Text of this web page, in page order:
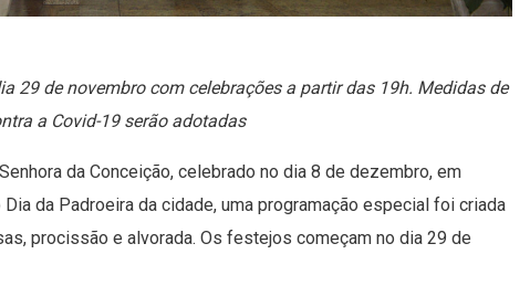
29 de novembro com celebrações a partir das 19h. Medidas de
a Covid-19 serão adotadas
da Conceição, celebrado no dia 8 de dezembro, em
da Padroeira da cidade, uma programação especial foi criada
procissão e alvorada. Os festejos começam no dia 29 de